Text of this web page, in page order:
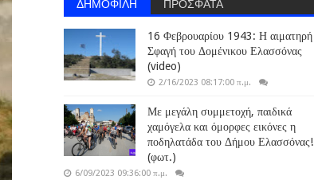
16 Φεβρουαρίου 1943: Η αιματηρή
Σφαγή του Δομένικου Ελασσόνας
(video)
2/16/2023 08:17:00 π.μ.
Με μεγάλη συμμετοχή, παιδικά
χαμόγελα και όμορφες εικόνες η
ποδηλατάδα του Δήμου Ελασσόνας!
(φωτ.)
6/09/2023 09:36:00 π.μ.